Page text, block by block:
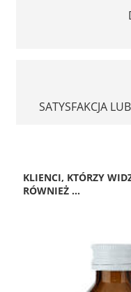
SATYSFAKCJA
KLIENCI, KTÓRZY
RÓWNIEŻ ...